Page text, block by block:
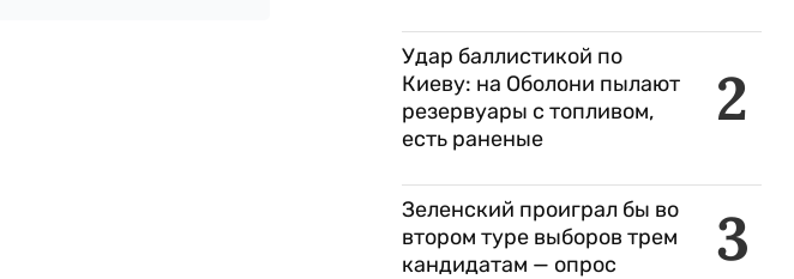
2
Удар баллистикой по
Киеву: на Оболони пылают
резервуары с топливом,
есть раненые
3
Зеленский проиграл бы во
втором туре выборов трем
кандидатам — опрос